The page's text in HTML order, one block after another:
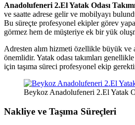
Anadolufeneri 2.El Yatak Odası
ve saatte adrese gelir ve mobilyayı
Bu süreçte profesyonel ekipler görev
görmez hem de müşteriye ek bir yük
Adresten alım hizmeti özellikle büyük ve
önemlidir. Yatak odası takımları
için taşıma süreci profesyonel ekip
Beykoz Anadolufeneri 2.El Yatak
Nakliye ve Taşıma Süreçleri